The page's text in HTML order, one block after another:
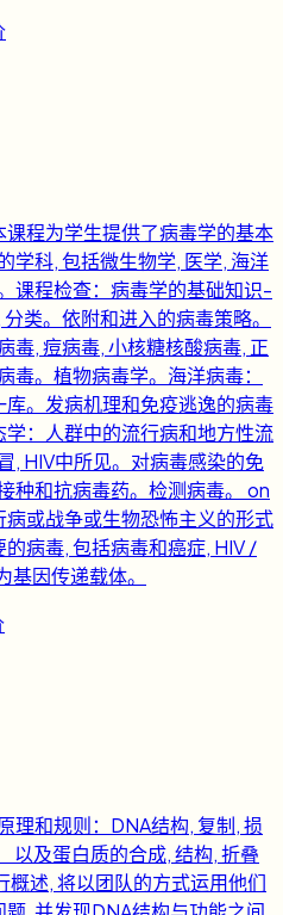
程为学生提供了病毒学的基本
学科, 包括微生物学, 医学, 海洋
课程检查：病毒学的基础知识-
类。依附和进入的病毒策略。
毒, 痘病毒, 小核糖核酸病毒, 正
毒。植物病毒学。海洋病毒：
。发病机理和免疫逃逸的病毒
：人群中的流行病和地方性流
, HIV中所见。对病毒感染的免
种和抗病毒药。检测病毒。 on
或战争或生物恐怖主义的形式
病毒, 包括病毒和癌症, HIV /
因传递载体。
理和规则：DNA结构, 复制, 损
以及蛋白质的合成, 结构, 折叠
述, 将以团队的方式运用他们